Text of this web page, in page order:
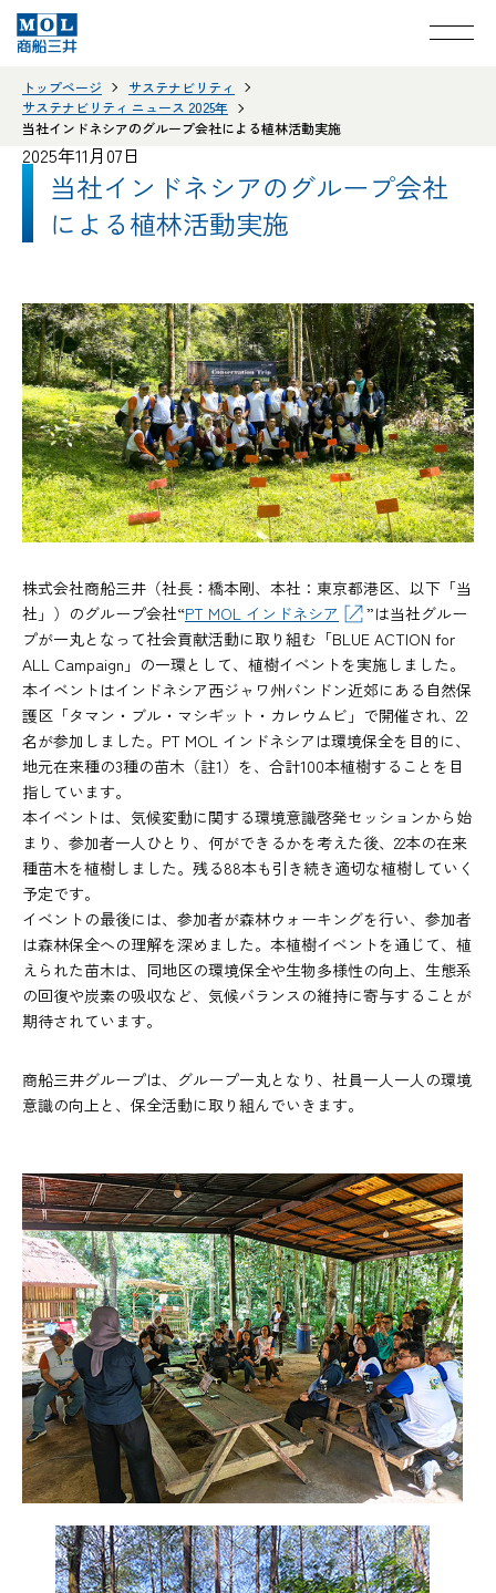
トップページ
サステナビリティ
サステナビリティ ニュース 2025年
当社インドネシアのグループ会社による植林活動実施
2025年11月07日
当社インドネシアのグループ会社
による植林活動実施
株式会社商船三井（社長：橋本剛、本社：東京都港区、以下「当
社」）のグループ会社“PT MOL インドネシア
”は当社グルー
プが一丸となって社会貢献活動に取り組む「BLUE ACTION for
ALL Campaign」の一環として、植樹イベントを実施しました。
本イベントはインドネシア西ジャワ州バンドン近郊にある自然保
護区「タマン・ブル・マシギット・カレウムビ」で開催され、22
名が参加しました。PT MOL インドネシアは環境保全を目的に、
地元在来種の3種の苗木（註1）を、合計100本植樹することを目
指しています。
本イベントは、気候変動に関する環境意識啓発セッションから始
まり、参加者一人ひとり、何ができるかを考えた後、22本の在来
種苗木を植樹しました。残る88本も引き続き適切な植樹していく
予定です。
イベントの最後には、参加者が森林ウォーキングを行い、参加者
は森林保全への理解を深めました。本植樹イベントを通じて、植
えられた苗木は、同地区の環境保全や生物多様性の向上、生態系
の回復や炭素の吸収など、気候バランスの維持に寄与することが
期待されています。
商船三井グループは、グループ一丸となり、社員一人一人の環境
意識の向上と、保全活動に取り組んでいきます。